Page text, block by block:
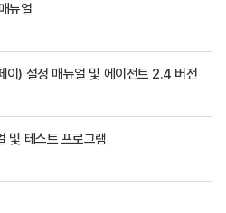
뉴얼
이) 설정 매뉴얼 및 에이전트 2.4 버전
및 테스트 프로그램